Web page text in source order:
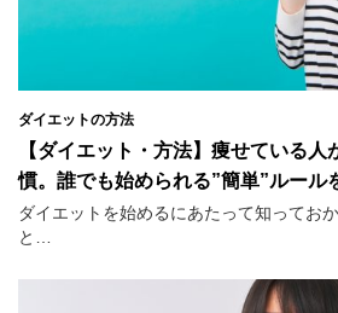
ダイエットの方法
【ダイエット・方法】痩せている人
慣。誰でも始められる”簡単”ルール
ダイエットを始めるにあたって知ってお
と…